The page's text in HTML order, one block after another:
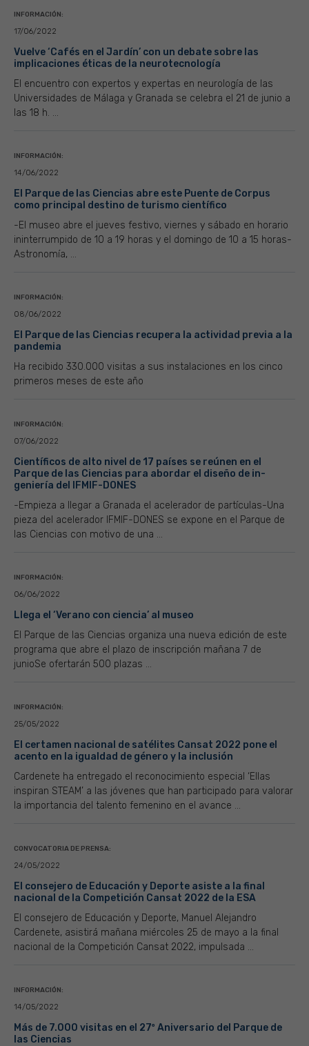
INFORMACIÓN:
17/06/2022
Vuelve ‘Cafés en el Jardín’ con un debate sobre las
implicaciones éticas de la neurotecnología
El encuentro con expertos y expertas en neurología de las
Universidades de Málaga y Granada se celebra el 21 de junio a
las 18 h. ...
INFORMACIÓN:
14/06/2022
El Parque de las Ciencias abre este Puente de Corpus
como principal destino de turismo científico
-El museo abre el jueves festivo, viernes y sábado en horario
ininterrumpido de 10 a 19 horas y el domingo de 10 a 15 horas-
Astronomía, ...
INFORMACIÓN:
08/06/2022
El Parque de las Ciencias recupera la actividad previa a la
pandemia
Ha recibido 330.000 visitas a sus instalaciones en los cinco
primeros meses de este año
INFORMACIÓN:
07/06/2022
Científicos de alto nivel de 17 países se reúnen en el
Parque de las Ciencias para abordar el diseño de in-
geniería del IFMIF-DONES
-Empieza a llegar a Granada el acelerador de partículas-Una
pieza del acelerador IFMIF-DONES se expone en el Parque de
las Ciencias con motivo de una ...
INFORMACIÓN:
06/06/2022
Llega el ‘Verano con ciencia’ al museo
El Parque de las Ciencias organiza una nueva edición de este
programa que abre el plazo de inscripción mañana 7 de
junioSe ofertarán 500 plazas ...
INFORMACIÓN:
25/05/2022
El certamen nacional de satélites Cansat 2022 pone el
acento en la igualdad de género y la inclusión
Cardenete ha entregado el reconocimiento especial ‘Ellas
inspiran STEAM’ a las jóvenes que han participado para valorar
la importancia del talento femenino en el avance ...
CONVOCATORIA DE PRENSA:
24/05/2022
El consejero de Educación y Deporte asiste a la final
nacional de la Competición Cansat 2022 de la ESA
El consejero de Educación y Deporte, Manuel Alejandro
Cardenete, asistirá mañana miércoles 25 de mayo a la final
nacional de la Competición Cansat 2022, impulsada ...
INFORMACIÓN:
14/05/2022
Más de 7.000 visitas en el 27º Aniversario del Parque de
las Ciencias